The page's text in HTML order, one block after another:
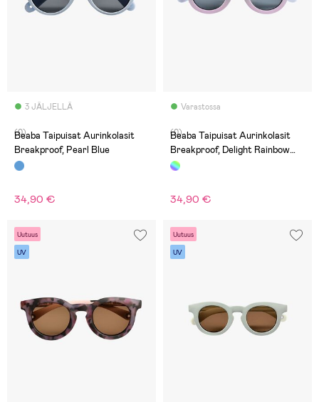
3 JÄLJELLÄ
(0)
Beaba Taipuisat Aurinkolasit
Breakproof, Pearl Blue
34,90 €
Varastossa
(0)
Beaba Taipuisat Aurinkolasit
Breakproof, Delight Rainbow
Freeze
34,90 €
Uutuus
UV
Uutuus
UV